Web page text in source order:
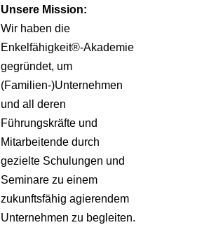
Unsere Mission:
Wir haben die
Enkelfähigkeit®-Akademie
gegründet, um
(Familien-)Unternehmen
und all deren
Führungskräfte und
Mitarbeitende durch
gezielte Schulungen und
Seminare zu einem
zukunftsfähig agierendem
Unternehmen zu begleiten.